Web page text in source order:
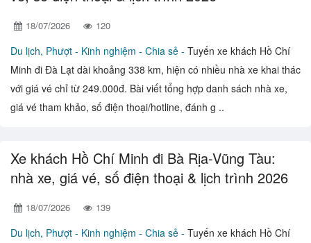
18/07/2026 120
Du lịch, Phượt - Kinh nghiệm - Chia sẻ - Tuyến xe khách Hồ Chí
Minh đi Đà Lạt dài khoảng 338 km, hiện có nhiều nhà xe khai thác
với giá vé chỉ từ 249.000đ. Bài viết tổng hợp danh sách nhà xe,
giá vé tham khảo, số điện thoại/hotline, đánh g ..
Xe khách Hồ Chí Minh đi Bà Rịa-Vũng Tàu:
nhà xe, giá vé, số điện thoại & lịch trình 2026
18/07/2026 139
Du lịch, Phượt - Kinh nghiệm - Chia sẻ - Tuyến xe khách Hồ Chí